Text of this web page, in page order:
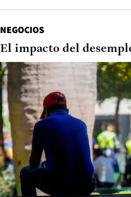
NEGOCIOS
El impacto del